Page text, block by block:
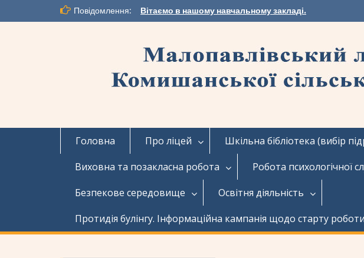
Повідомлення: Вітаємо в нашому навчальному закладі.
Головна Про ліцей Шкільна бібліотека (вибір
Виховна та позакласна робота
Робота психологічної
Безпекове середовище
Освітня діяльність
Протидія булінгу. Інформаційна кампанія щодо старту